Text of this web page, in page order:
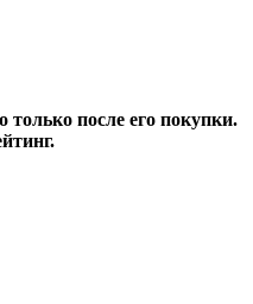
после его покупки.